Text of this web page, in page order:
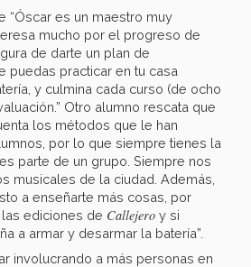
“Óscar es un maestro muy
mucho por el progreso de
de darte un plan de
puedas practicar en tu casa
y culmina cada curso (de ocho
Otro alumno rescata que
los métodos que le han
por lo que siempre tienes la
parte de un grupo. Siempre nos
musicales de la ciudad. Además,
a enseñarte más cosas, por
ediciones de Callejero y si
a armar y desarmar la batería”.
involucrando a más personas en